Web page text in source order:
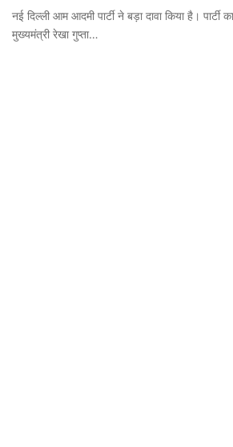
नई दिल्ली आम आदमी पार्टी ने बड़ा दावा किया है। पार्टी
मुख्यमंत्री रेखा गुप्ता…